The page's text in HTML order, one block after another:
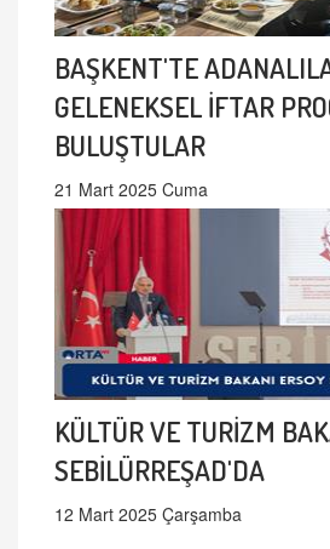
BAŞKENT'TE
GELENEKSEL İFTAR
BULUŞTULAR
21 Mart 2025 Cuma
KÜLTÜR VE TURİZM
SEBİLÜRREŞAD'DA
12 Mart 2025 Çarşamba